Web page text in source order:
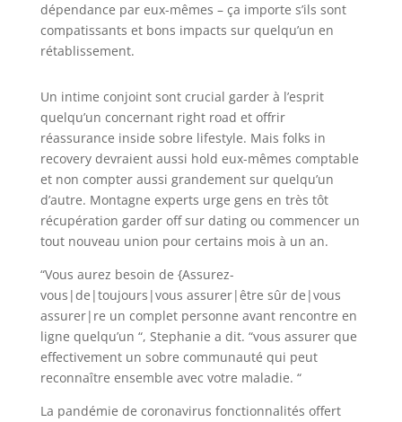
dépendance par eux-mêmes – ça importe s’ils sont
compatissants et bons impacts sur quelqu’un en
rétablissement.
Un intime conjoint sont crucial garder à l’esprit
quelqu’un concernant right road et offrir
réassurance inside sobre lifestyle. Mais folks in
recovery devraient aussi hold eux-mêmes comptable
et non compter aussi grandement sur quelqu’un
d’autre. Montagne experts urge gens en très tôt
récupération garder off sur dating ou commencer un
tout nouveau union pour certains mois à un an.
“Vous aurez besoin de {Assurez-
vous|de|toujours|vous assurer|être sûr de|vous
assurer|re un complet personne avant rencontre en
ligne quelqu’un “, Stephanie a dit. “vous assurer que
effectivement un sobre communauté qui peut
reconnaître ensemble avec votre maladie. “
La pandémie de coronavirus fonctionnalités offert